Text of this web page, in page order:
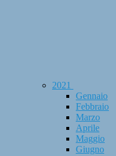
2021
Gennaio
Febbraio
Marzo
Aprile
Maggio
Giugno